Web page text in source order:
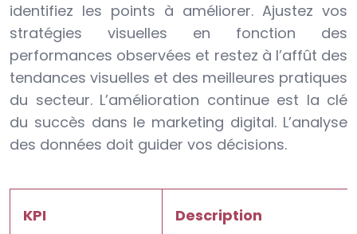
identifiez les points à améliorer. Ajustez vos
stratégies visuelles en fonction des
performances observées et restez à l’affût des
tendances visuelles et des meilleures pratiques
du secteur. L’amélioration continue est la clé
du succès dans le marketing digital. L’analyse
des données doit guider vos décisions.
KPI Description